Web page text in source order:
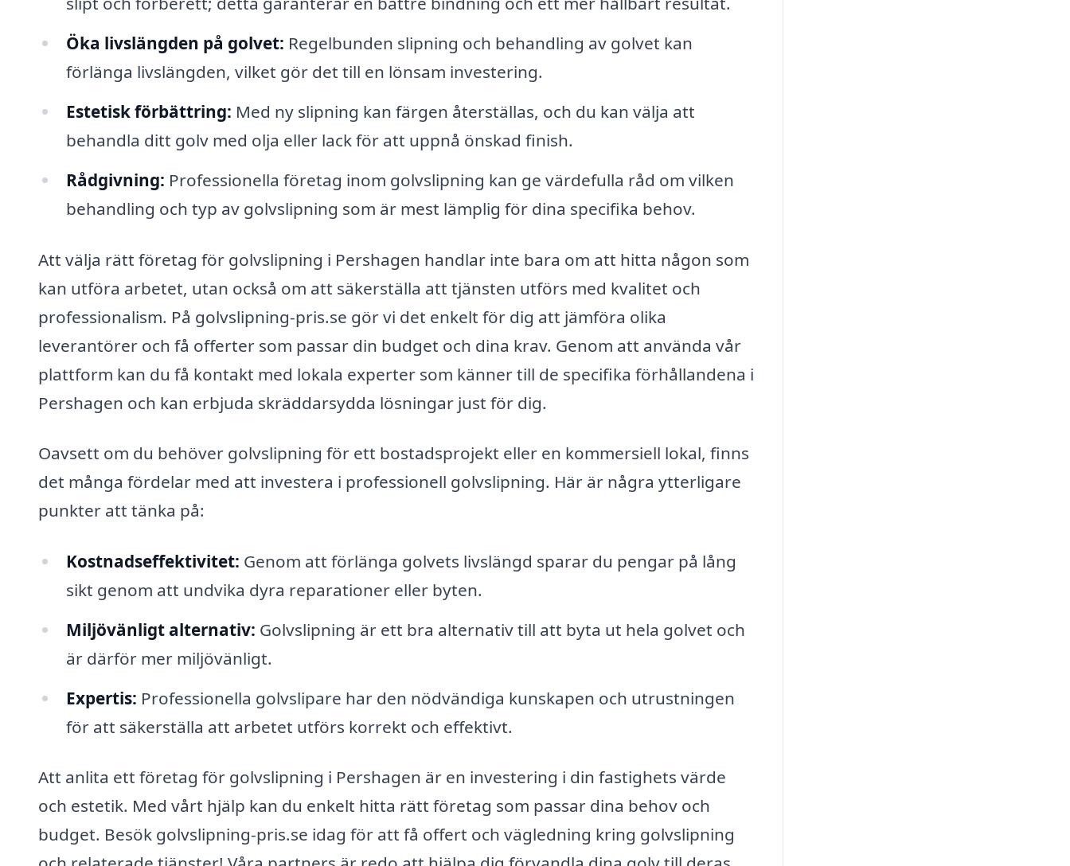
Öka livslängden på golvet: Regelbunden slipning och behandling av golvet kan
förlänga livslängden, vilket gör det till en lönsam investering.
Estetisk förbättring: Med ny slipning kan färgen återställas, och du kan välja att
behandla ditt golv med olja eller lack för att uppnå önskad finish.
Rådgivning: Professionella företag inom golvslipning kan ge värdefulla råd om vilken
behandling och typ av golvslipning som är mest lämplig för dina specifika behov.
Att välja rätt företag för golvslipning i Pershagen handlar inte bara om att hitta någon som
kan utföra arbetet, utan också om att säkerställa att tjänsten utförs med kvalitet och
professionalism. På golvslipning-pris.se gör vi det enkelt för dig att jämföra olika
leverantörer och få offerter som passar din budget och dina krav. Genom att använda vår
plattform kan du få kontakt med lokala experter som känner till de specifika förhållandena i
Pershagen och kan erbjuda skräddarsydda lösningar just för dig.
Oavsett om du behöver golvslipning för ett bostadsprojekt eller en kommersiell lokal, finns
det många fördelar med att investera i professionell golvslipning. Här är några ytterligare
punkter att tänka på:
Kostnadseffektivitet: Genom att förlänga golvets livslängd sparar du pengar på lång
sikt genom att undvika dyra reparationer eller byten.
Miljövänligt alternativ: Golvslipning är ett bra alternativ till att byta ut hela golvet och
är därför mer miljövänligt.
Expertis: Professionella golvslipare har den nödvändiga kunskapen och utrustningen
för att säkerställa att arbetet utförs korrekt och effektivt.
Att anlita ett företag för golvslipning i Pershagen är en investering i din fastighets värde
och estetik. Med vårt hjälp kan du enkelt hitta rätt företag som passar dina behov och
budget. Besök golvslipning-pris.se idag för att få offert och vägledning kring golvslipning